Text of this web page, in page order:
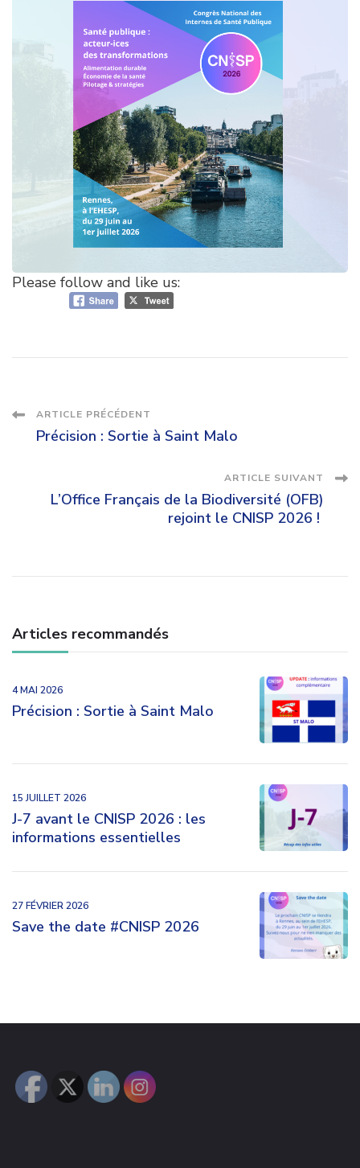
Please follow and like us:
Navigation
articles
ARTICLE PRÉCÉDENT
Précision : Sortie à Saint Malo
ARTICLE SUIVANT
L’Office Français de la Biodiversité (OFB)
rejoint le CNISP 2026 !
Articles recommandés
4 MAI 2026
Précision : Sortie à Saint Malo
15 JUILLET 2026
J-7 avant le CNISP 2026 : les
informations essentielles
27 FÉVRIER 2026
Save the date #CNISP 2026